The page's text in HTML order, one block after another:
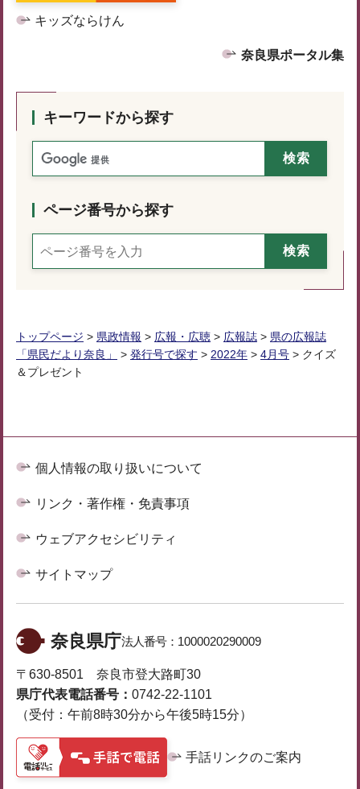
キッズならけん
奈良県ポータル集
キーワードから探す
ページ番号から探す
トップページ > 県政情報 > 広報・広聴 > 広報誌 > 県の広報誌
「県民だより奈良」
> 発行号で探す > 2022年 > 4月号 > クイズ
＆プレゼント
個人情報の取り扱いについて
リンク・著作権・免責事項
ウェブアクセシビリティ
サイトマップ
奈良県庁法人番号： 1000020290009
〒630-8501 奈良市登大路町30
県庁代表電話番号： 0742-22-1101
（受付：午前8時30分から午後5時15分）
手話リンクのご案内